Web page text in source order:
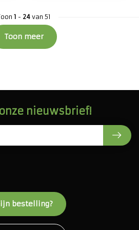
1 - 24 van 51
Toon meer
bestelling?
nieuwsbrief!